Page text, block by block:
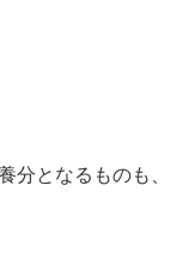
分となるものも、